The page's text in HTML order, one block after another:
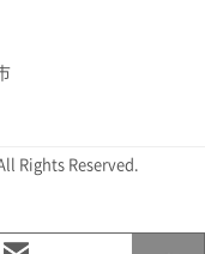
Rights Reserved.